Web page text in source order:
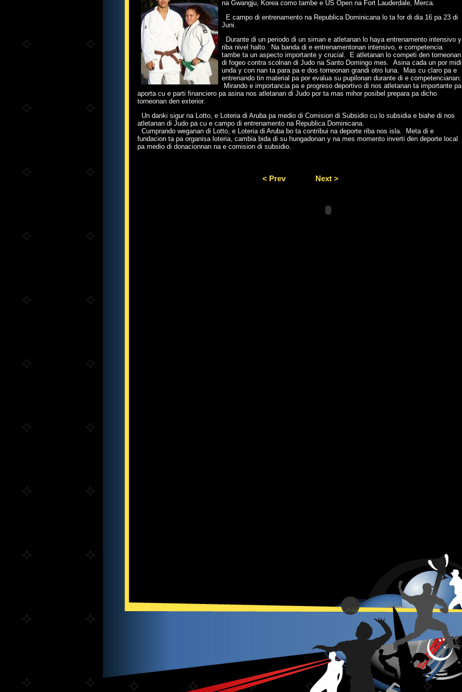
na Gwangju, Korea como tambe e US Open na Fort Lauderdale, Merca.
E campo di entrenamento na Republica Dominicana lo ta for di dia 16 pa 23 di
Juni.
Durante di un periodo di un siman e atletanan lo haya entrenamento intensivo y
riba nivel halto. Na banda di e entrenamentonan intensivo, e competencia
tambe ta un aspecto importante y crucial. E atletanan lo competi den torneonan
di fogeo contra scolnan di Judo na Santo Domingo mes. Asina cada un por midi
unda y con nan ta para pa e dos torneonan grandi otro luna. Mas cu claro pa e
entrenando tin material pa por evalua su pupilonan durante di e competencianan.
Mirando e importancia pa e progreso deportivo di nos atletanan ta importante pa
aporta cu e parti financiero pa asina nos atletanan di Judo por ta mas mihor posibel prepara pa dicho
torneonan den exterior.
Un danki sigur na Lotto, e Loteria di Aruba pa medio di Comision di Subsidio cu lo subsidia e biahe di nos
atletanan di Judo pa cu e campo di entrenamento na Republica Dominicana.
Cumprando weganan di Lotto, e Loteria di Aruba bo ta contribui na deporte riba nos isla. Meta di e
fundacion ta pa organisa loteria, cambia bida di su hungadonan y na mes momento inverti den deporte local
pa medio di donacionnan na e comision di subsidio.
< Prev Next >